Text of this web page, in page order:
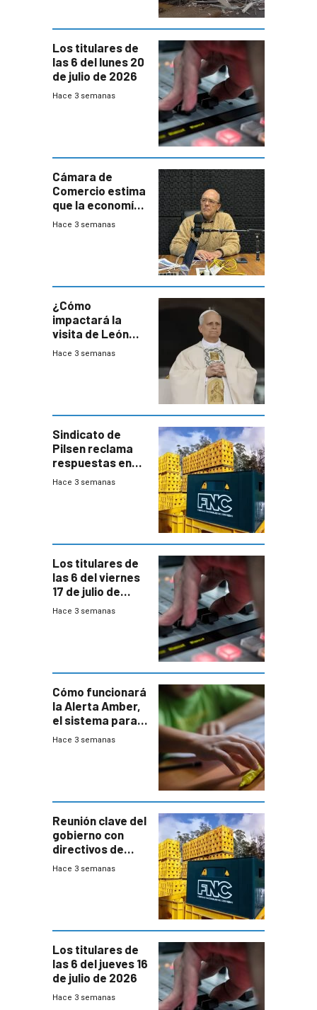
Los titulares de
las 6 del lunes 20
de julio de 2026
Hace 3 semanas
Cámara de
Comercio estima
que la economía
crecerá 1,6%
Hace 3 semanas
¿Cómo
impactará la
visita de León
XIV a Uruguay?
Hace 3 semanas
Sindicato de
Pilsen reclama
respuestas en
medio de
Hace 3 semanas
Los titulares de
las 6 del viernes
17 de julio de
2026
Hace 3 semanas
Cómo funcionará
la Alerta Amber,
el sistema para
la búsqueda
Hace 3 semanas
Reunión clave del
gobierno con
directivos de
Fábricas
Hace 3 semanas
Los titulares de
las 6 del jueves 16
de julio de 2026
Hace 3 semanas